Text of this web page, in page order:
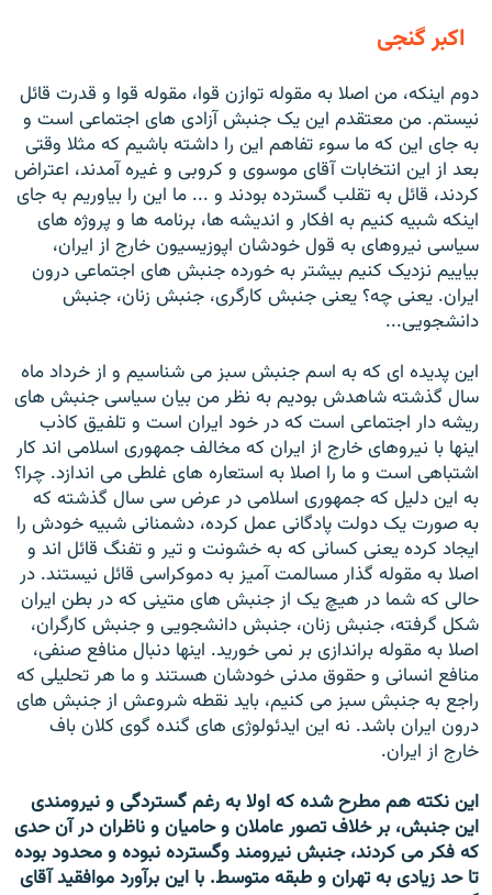
اکبر گنجی
دوم اینکه، من اصلا به مقوله توازن قوا، مقوله قوا و قدرت قائل
نيستم. من معتقدم اين يک جنبش آزادی های اجتماعی است و
به جای اين که ما سوء تفاهم اين را داشته باشيم که مثلا وقتی
بعد از اين انتخابات آقای موسوی و کروبی و غيره آمدند، اعتراض
کردند، قائل به تقلب گسترده بودند و ... ما اين را بياوريم به جای
اينکه شبيه کنيم به افکار و انديشه ها، برنامه ها و پروژه های
سياسی نيروهای به قول خودشان اپوزيسيون خارج از ايران،
بياييم نزديک کنيم بيشتر به خورده جنبش های اجتماعی درون
ايران. يعنی چه؟ يعنی جنبش کارگری، جنبش زنان، جنبش
دانشجويی...
اين پديده ای که به اسم جنبش سبز می شناسيم و از خرداد ماه
سال گذشته شاهدش بوديم به نظر من بيان سياسی جنبش های
ريشه دار اجتماعی است که در خود ايران است و تلفيق کاذب
اينها با نيروهای خارج از ايران که مخالف جمهوری اسلامی اند کار
اشتباهی است و ما را اصلا به استعاره های غلطی می اندازد. چرا؟
به اين دليل که جمهوری اسلامی در عرض سی سال گذشته که
به صورت يک دولت پادگانی عمل کرده، دشمنانی شبيه خودش را
ايجاد کرده يعنی کسانی که به خشونت و تير و تفنگ قائل اند و
اصلا به مقوله گذار مسالمت آميز به دموکراسی قائل نيستند. در
حالی که شما در هيچ يک از جنبش های متينی که در بطن ايران
شکل گرفته، جنبش زنان، جنبش دانشجويی و جنبش کارگران،
اصلا به مقوله براندازی بر نمی خوريد. اينها دنبال منافع صنفی،
منافع انسانی و حقوق مدنی خودشان هستند و ما هر تحليلی که
راجع به جنبش سبز می کنيم، بايد نقطه شروعش از جنبش های
درون ايران باشد. نه اين ايدئولوژی های گنده گوی کلان باف
خارج از ايران.
اين نکته هم مطرح شده که اولا به رغم گستردگی و نيرومندی
اين جنبش، بر خلاف تصور عاملان و حاميان و ناظران در آن حدی
که فکر می کردند، جنبش نيرومند وگسترده نبوده و محدود بوده
تا حد زيادی به تهران و طبقه متوسط. با اين برآورد موافقيد آقای